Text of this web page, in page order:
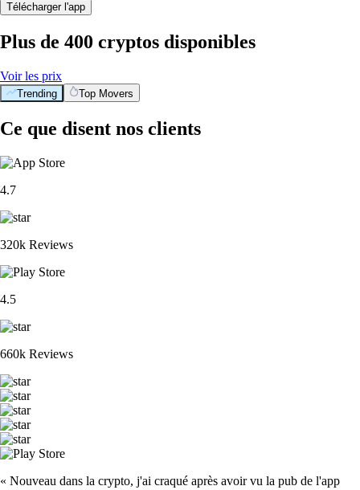
Télécharger l'app
Plus de 400 cryptos disponibles
Voir les prix
Trending Top Movers
Ce que disent nos clients
4.7
320k Reviews
4.5
660k Reviews
« Nouveau dans la crypto, j'ai craqué après avoir vu la pub de l'app